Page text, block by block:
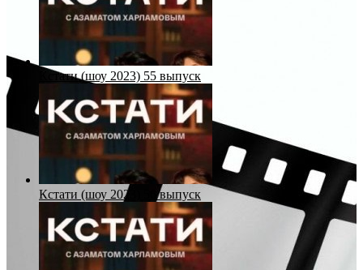
Кстати (шоу 2023) 55 выпуск
Кстати (шоу 2023) 56 выпуск